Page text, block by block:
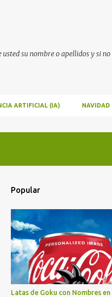
su nombre o apellidos y si no
ARTIFICIAL (IA) NAVIDAD
Popular
Latas de Goku con Nombres en